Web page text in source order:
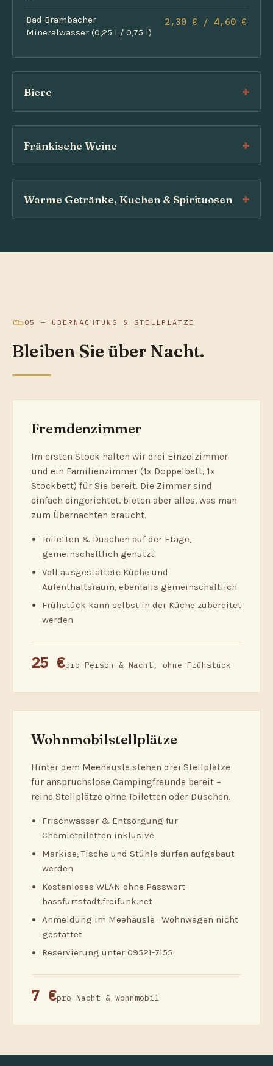
Bad Brambacher
Mineralwasser (0,25 l / 0,75 l)
2,30 € / 4,60 €
Biere
Fränkische Weine
Warme Getränke, Kuchen & Spirituosen
05 — ÜBERNACHTUNG & STELLPLÄTZE
Bleiben Sie über Nacht.
Fremdenzimmer
Im ersten Stock halten wir drei Einzelzimmer
und ein Familienzimmer (1× Doppelbett, 1×
Stockbett) für Sie bereit. Die Zimmer sind
einfach eingerichtet, bieten aber alles, was man
zum Übernachten braucht.
Toiletten & Duschen auf der Etage,
gemeinschaftlich genutzt
Voll ausgestattete Küche und
Aufenthaltsraum, ebenfalls gemeinschaftlich
Frühstück kann selbst in der Küche zubereitet
werden
25 €pro Person & Nacht, ohne Frühstück
Wohnmobilstellplätze
Hinter dem Meehäusle stehen drei Stellplätze
für anspruchslose Campingfreunde bereit –
reine Stellplätze ohne Toiletten oder Duschen.
Frischwasser & Entsorgung für
Chemietoiletten inklusive
Markise, Tische und Stühle dürfen aufgebaut
werden
Kostenloses WLAN ohne Passwort:
hassfurtstadt.freifunk.net
Anmeldung im Meehäusle · Wohnwagen nicht
gestattet
Reservierung unter 09521-7155
7 €pro Nacht & Wohnmobil